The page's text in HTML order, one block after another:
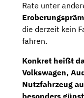
Rate unter
die derzeit kein
fahren.
Konkret heißt
Volkswagen,
Nutzfahrzeug